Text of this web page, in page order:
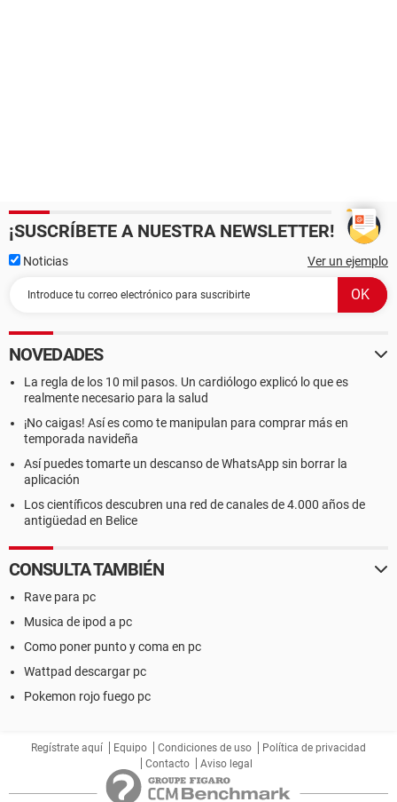
¡SUSCRÍBETE A NUESTRA NEWSLETTER!
Noticias Ver un ejemplo
NOVEDADES
La regla de los 10 mil pasos. Un cardiólogo explicó lo que es
realmente necesario para la salud
¡No caigas! Así es como te manipulan para comprar más en
temporada navideña
Así puedes tomarte un descanso de WhatsApp sin borrar la
aplicación
Los científicos descubren una red de canales de 4.000 años de
antigüedad en Belice
CONSULTA TAMBIÉN
Rave para pc
Musica de ipod a pc
Como poner punto y coma en pc
Wattpad descargar pc
Pokemon rojo fuego pc
Regístrate aquí Equipo Condiciones de uso
Política de privacidad
Contacto
Aviso legal